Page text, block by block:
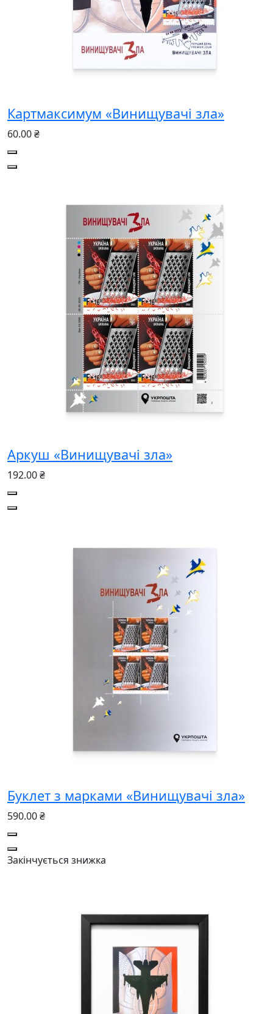
Картмаксимум «Винищувачі зла»
60.00 ₴
Аркуш «Винищувачі зла»
192.00 ₴
Буклет з марками «Винищувачі зла»
590.00 ₴
Закінчується знижка